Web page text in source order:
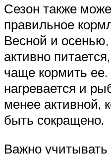
Сезон также
правильное
Весной и осенью,
активно
чаще кормить ее.
нагревается и
менее активной,
быть сокращено.
Важно